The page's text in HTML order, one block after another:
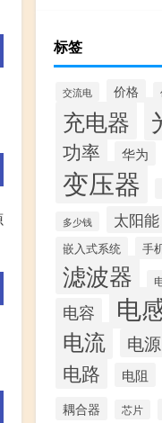
标签
交流电 价格
充电器
功率
华为
变压器
多少钱 太阳能
嵌入式系统 手
滤波器
电容 电
电流 电源
电路 电阻
耦合器 芯片